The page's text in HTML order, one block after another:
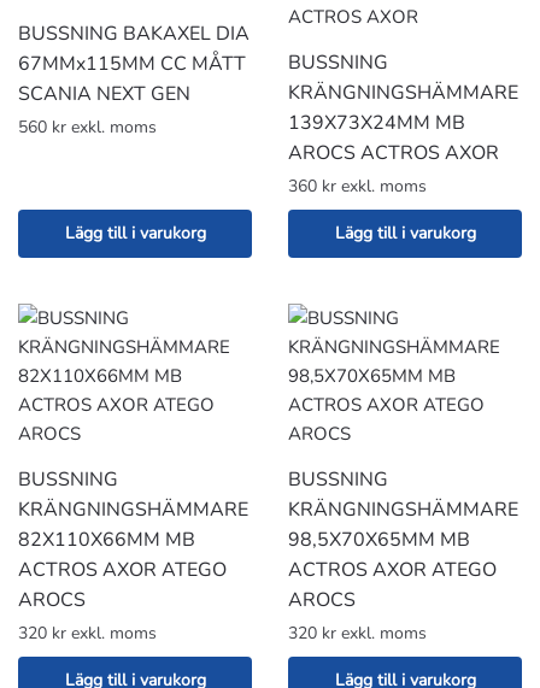
BUSSNING BAKAXEL DIA
67MMx115MM CC MÅTT
SCANIA NEXT GEN
560 kr exkl. moms
Lägg till i varukorg
BUSSNING
KRÄNGNINGSHÄMMARE
139X73X24MM MB
AROCS ACTROS AXOR
360 kr exkl. moms
Lägg till i varukorg
BUSSNING
KRÄNGNINGSHÄMMARE
82X110X66MM MB
ACTROS AXOR ATEGO
AROCS
320 kr exkl. moms
Lägg till i varukorg
BUSSNING
KRÄNGNINGSHÄMMARE
98,5X70X65MM MB
ACTROS AXOR ATEGO
AROCS
320 kr exkl. moms
Lägg till i varukorg